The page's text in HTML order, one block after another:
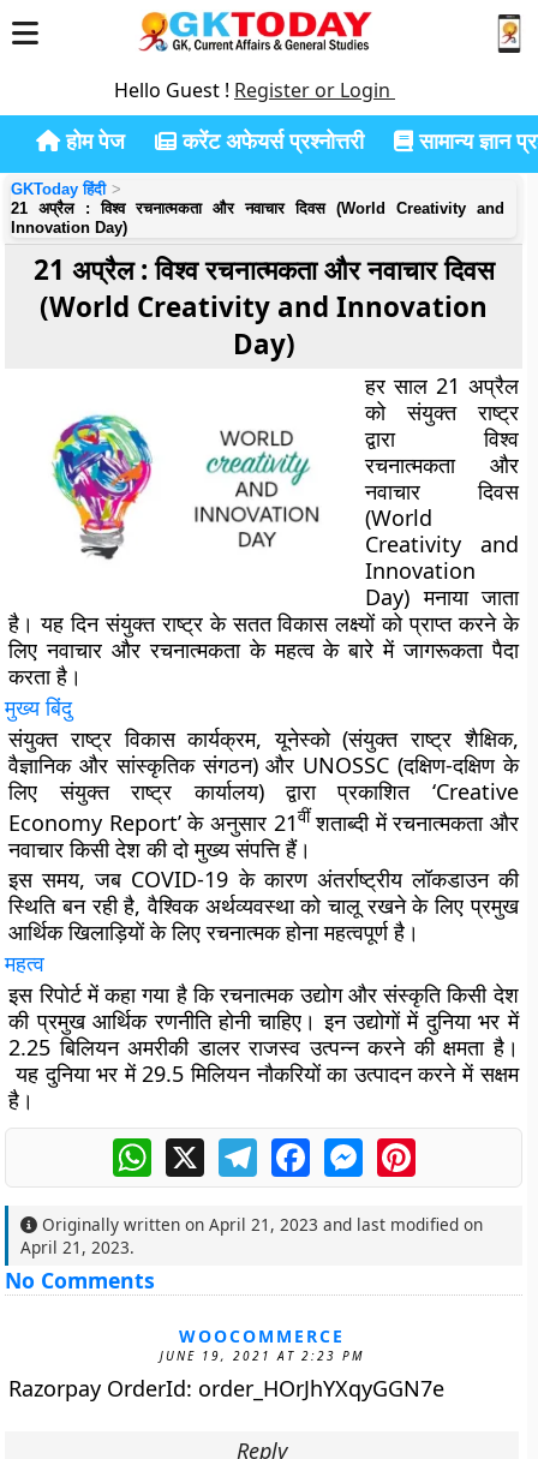
Hello Guest ! Register or Login
होम पेज करेंट अफेयर्स प्रश्नोत्तरी सामान्य ज्ञान
GKToday हिंदी
21 अप्रैल : विश्व रचनात्मकता और नवाचार दिवस (World Creativity and
Innovation Day)
21 अप्रैल : विश्व रचनात्मकता और नवाचार दिवस
(World Creativity and Innovation
Day)
हर साल 21 अप्रैल
को संयुक्त राष्ट्र
द्वारा विश्व
रचनात्मकता और
नवाचार दिवस
(World
Creativity and
Innovation
Day) मनाया जाता
है। यह दिन संयुक्त राष्ट्र के सतत विकास लक्ष्यों को प्राप्त करने के
लिए नवाचार और रचनात्मकता के महत्व के बारे में जागरूकता पैदा
करता है।
मुख्य बिंदु
संयुक्त राष्ट्र विकास कार्यक्रम, यूनेस्को (संयुक्त राष्ट्र शैक्षिक,
वैज्ञानिक और सांस्कृतिक संगठन) और UNOSSC (दक्षिण-दक्षिण के
लिए संयुक्त राष्ट्र कार्यालय) द्वारा प्रकाशित ‘Creative
Economy Report’ के अनुसार 21वींशताब्दी में रचनात्मकता और
नवाचार किसी देश की दो मुख्य संपत्ति हैं।
इस समय, जब COVID-19 के कारण अंतर्राष्ट्रीय लॉकडाउन की
स्थिति बन रही है, वैश्विक अर्थव्यवस्था को चालू रखने के लिए प्रमुख
आर्थिक खिलाड़ियों के लिए रचनात्मक होना महत्वपूर्ण है।
महत्व
इस रिपोर्ट में कहा गया है कि रचनात्मक उद्योग और संस्कृति किसी देश
की प्रमुख आर्थिक रणनीति होनी चाहिए। इन उद्योगों में दुनिया भर में
2.25 बिलियन अमरीकी डालर राजस्व उत्पन्न करने की क्षमता है।
यह दुनिया भर में 29.5 मिलियन नौकरियों का उत्पादन करने में सक्षम
है।
WhatsApp
X TelegramFacebookMessengerPinterest
Originally written onApril 21, 2023 and last modified on
April 21, 2023.
No Comments
WOOCOMMERCE
JUNE 19, 2021 AT 2:23 PM
Razorpay OrderId: order_HOrJhYXqyGGN7e
Reply